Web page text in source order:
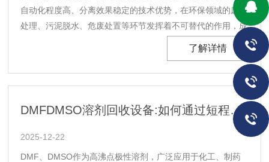
自动化程度高、分离效果稳定的技术优势，在环保领域的废水
处理、污泥脱水、危废处置等环节发挥着不可替代的作用，成
为推动工业废水达标排放、固废减量化处理的核心装备。在工
业废水处理领域，卧式刮刀离心机主要用于高浓度有机废水与
无机废水的固液分离。针对化工、印染、造纸等行业产生......
了解详情
DMFDMSO溶剂回收设备:如何通过短程蒸馏实现无热敏物质损失？
2025-12-22
DMF、DMSO作为高沸点极性溶剂，广泛应用于化工、制药